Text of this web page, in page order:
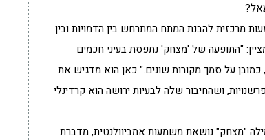
מרכזית להבנת המתח המתרחש בין הדמויות ובין
"התופעה של 'מצחק' נתפסת בעיני חכמים
על סמך מקורות שונים." כאן הוא מדגיש את
ושהחיבור שלה לבעיות ירושה הוא קרדינלי
"מצחק" נושאת משמעות אמביוולנטית, מדברת